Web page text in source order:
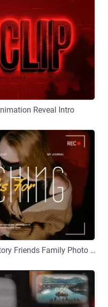
カスタマイズReveal Intro
カスタマイズ Movie Polaroid Travel Love Story Friends Family Photo Collage Slideshow